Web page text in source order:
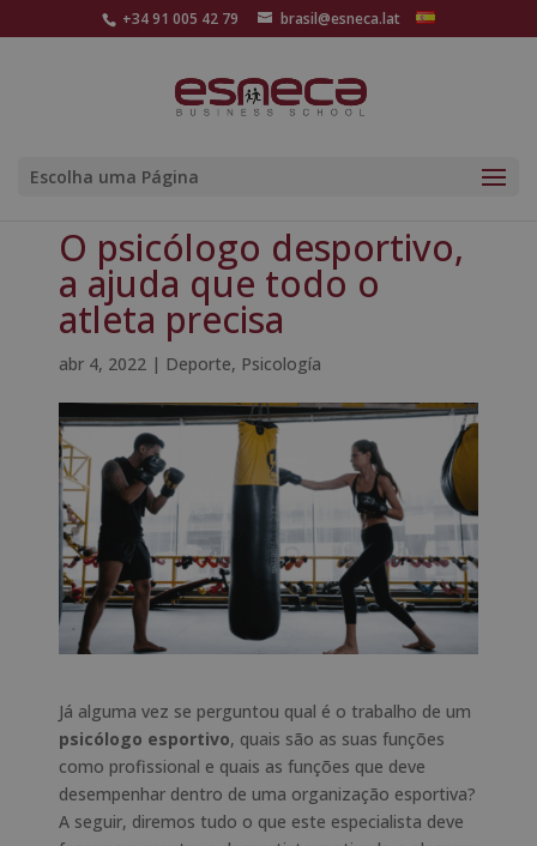
+34 91 005 42 79 brasil@esneca.lat
Escolha uma Página
O psicólogo desportivo,
a ajuda que todo o
atleta precisa
abr 4, 2022| Deporte, Psicología
Já alguma vez se perguntou qual é o trabalho de um
psicólogo esportivo, quais são as suas funções
como profissional e quais as funções que deve
desempenhar dentro de uma organização esportiva?
A seguir, diremos tudo o que este especialista deve